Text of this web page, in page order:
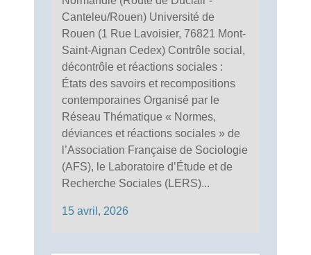
Canteleu/Rouen) Université de
Rouen (1 Rue Lavoisier, 76821 Mont-
Saint-Aignan Cedex) Contrôle social,
décontrôle et réactions sociales :
États des savoirs et recompositions
contemporaines Organisé par le
Réseau Thématique « Normes,
déviances et réactions sociales » de
l’Association Française de Sociologie
(AFS), le Laboratoire d’Étude et de
Recherche Sociales (LERS)...
15 avril, 2026